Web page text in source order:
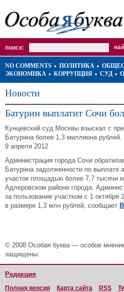
поиск:
NO COMMENTS ПОЛИТИКА
ЭКОНОМИКА
КОРРУПЦИЯ СУД
Новости
Батурин выплатит Сочи
Кунцевский суд Москвы взыскал с
Батурина более 1,3 миллиона рублей.
9 апреля 2012
Администрация города Сочи
Батурина задолженности по выплате
участок площадью более 7,7 тысячи
Адлеровском районе города.
за пользование участком с 1 октября
в размере 1,3 млн рублей, сообщает
© 2008 Особая буква — особое
защищены.
Редакция
Полная версия Карта сайта RSS